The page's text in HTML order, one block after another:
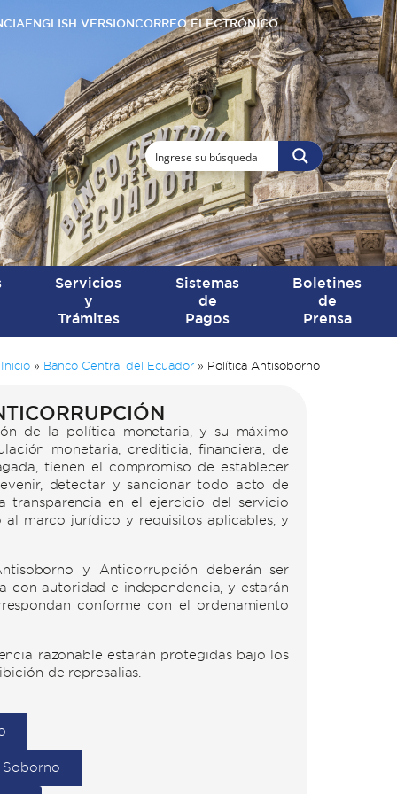
ENGLISH VERSIONCORREO ELECTRÓNICO
Servicios
y
Trámites
Sistemas
de
Pagos
Boletines
de
Prensa
Inicio » Banco Central del Ecuador » Política Antisoborno
de la política monetaria, y su máximo
monetaria, crediticia, financiera, de
tienen el compromiso de establecer
detectar y sancionar todo acto de
en el ejercicio del servicio
marco jurídico y requisitos aplicables, y
y Anticorrupción deberán ser
con autoridad e independencia, y estarán
conforme con el ordenamiento
razonable estarán protegidas bajo los
de represalias.